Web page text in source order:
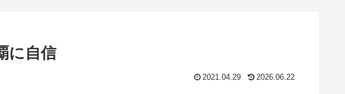
に自信
2021.04.29 2026.06.22